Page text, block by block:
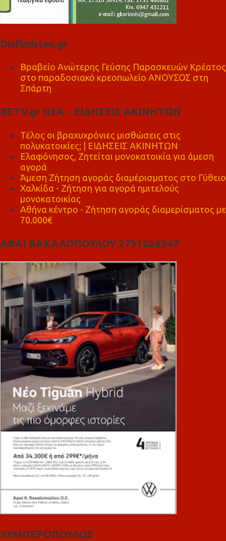
Diafimistes.gr
Βραβείο Ανώτερης Γεύσης Παρασκευών Κρέατος
στο παραδοσιακό κρεοπωλείο ΑΝΟΥΣΟΣ στη
Σπάρτη
RETV.gr ΝΕΑ - ΕΙΔΗΣΕΙΣ ΑΚΙΝΗΤΩΝ
Τέλος οι βραχυχρόνιες μισθώσεις στις
πολυκατοικίες; | ΕΙΔΗΣΕΙΣ ΑΚΙΝΗΤΩΝ
Ελαφόνησος, Ζητείται μονοκατοικία για άμεση
αγορά
Άμεση Ζήτηση αγοράς διαμέρισματος στο Γύθειο
Χαλκίδα - Ζήτηση για αγορά ημιτελούς
μονοκατοικίας
Αθήνα κέντρο - Ζήτηση αγοράς διαμερίσματος με
70.000€
ΑΦΑΙ ΒΑΚΑΛΟΠΟΥΛΟΥ 2731026347
ΛΥΜΠΕΡΟΠΟΥΛΟΣ